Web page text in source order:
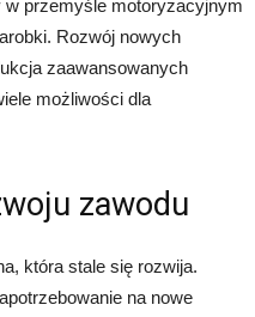
przemyśle motoryzacyjnym
Rozwój nowych
zaawansowanych
możliwości dla
zawodu
która stale się rozwija.
na nowe